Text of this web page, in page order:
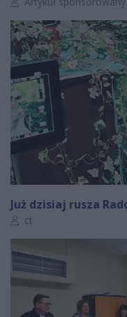
Już dzisiaj rusza
Autor artykułu:
ct